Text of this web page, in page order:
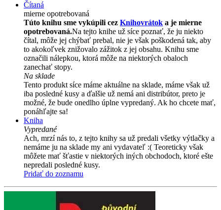
Čítaná
mierne opotrebovaná
Túto knihu sme vykúpili cez Knihovrátok a je mierne
opotrebovaná.Na tejto knihe už síce poznať, že ju niekto
čítal, môže jej chýbať prebal, nie je však poškodená tak, aby
to akokoľvek znižovalo zážitok z jej obsahu. Knihu sme
označili nálepkou, ktorá môže na niektorých obaloch
zanechať stopy.
Na sklade
Tento produkt síce máme aktuálne na sklade, máme však už
iba posledné kusy a ďalšie už nemá ani distribútor, preto je
možné, že bude onedlho úplne vypredaný. Ak ho chcete mať,
ponáhľajte sa!
Kniha
Vypredané
Ach, mrzí nás to, z tejto knihy sa už predali všetky výtlačky a
nemáme ju na sklade my ani vydavateľ :( Teoreticky však
môžete mať šťastie v niektorých iných obchodoch, ktoré ešte
nepredali posledné kusy.
Pridať do zoznamu